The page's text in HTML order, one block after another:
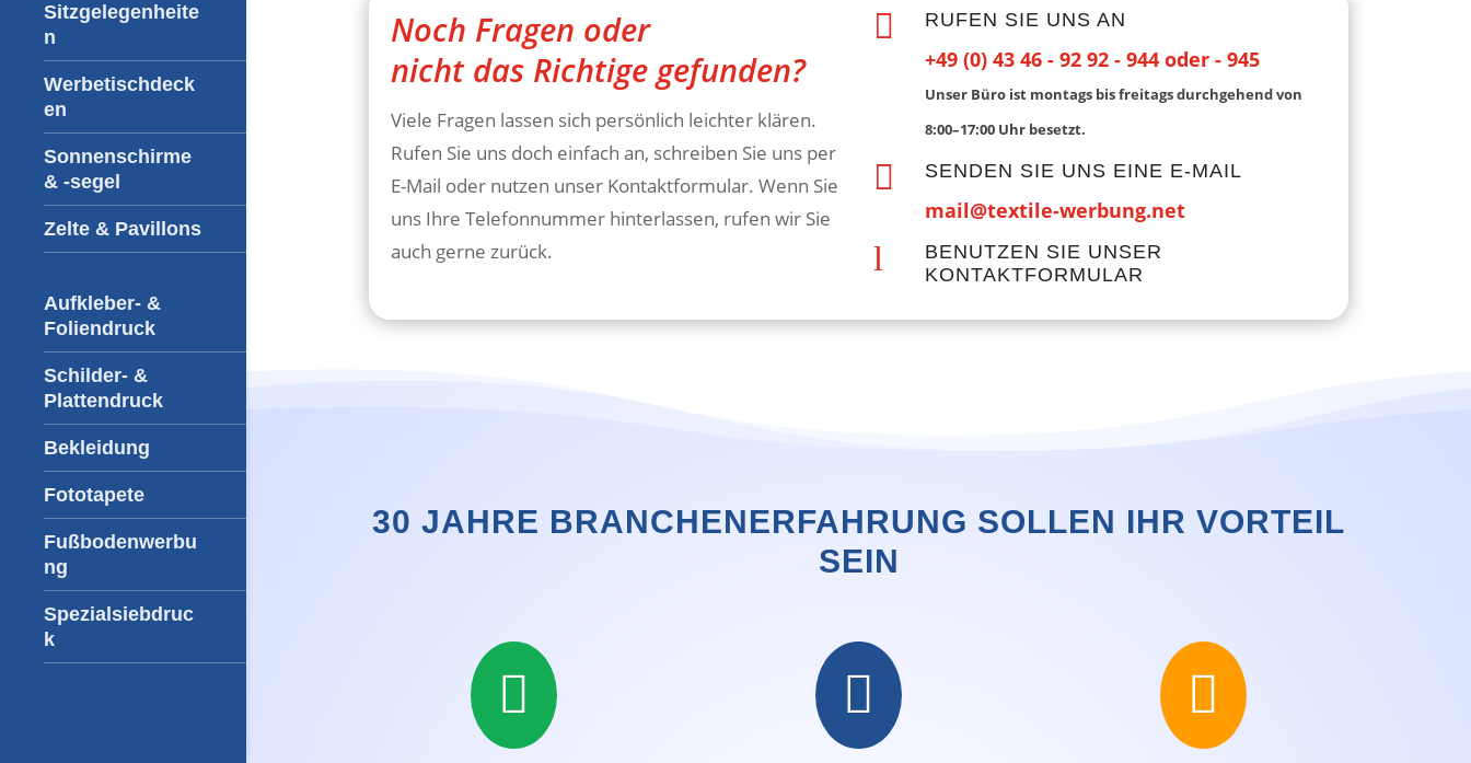
Sitzgelegenheite
n
Werbetischdeck
en
Sonnenschirme
& -segel
Zelte & Pavillons
Aufkleber- &
Foliendruck
Schilder- &
Plattendruck
Bekleidung
Fototapete
Fußbodenwerbu
ng
Spezialsiebdruc
k
Noch Fragen oder
nicht das Richtige gefunden?
Viele Fragen lassen sich persönlich leichter klären.
Rufen Sie uns doch einfach an, schreiben Sie uns per
E-Mail oder nutzen unser Kontaktformular. Wenn Sie
uns Ihre Telefonnummer hinterlassen, rufen wir Sie
auch gerne zurück.
 RUFEN SIE UNS AN
+49 (0) 43 46 - 92 92 - 944 oder - 945
Unser Büro ist montags bis freitags durchgehend von
8:00–17:00 Uhr besetzt.
 SENDEN SIE UNS EINE E-MAIL
mail@textile-werbung.net
l
BENUTZEN SIE UNSER
KONTAKTFORMULAR
30 JAHRE BRANCHENERFAHRUNG SOLLEN IHR VORTEIL
SEIN
  